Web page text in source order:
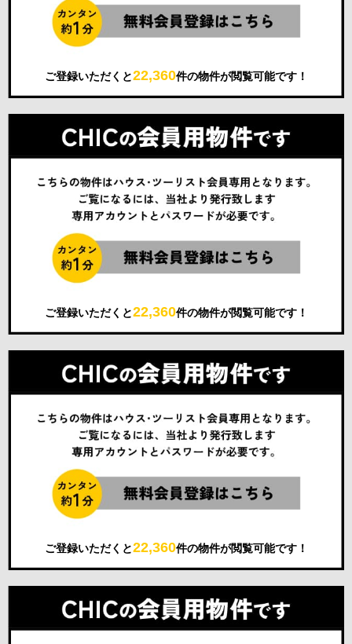
ご登録いただくと22,360件の物件が閲覧可能です！
ご登録いただくと22,360件の物件が閲覧可能です！
ご登録いただくと22,360件の物件が閲覧可能です！